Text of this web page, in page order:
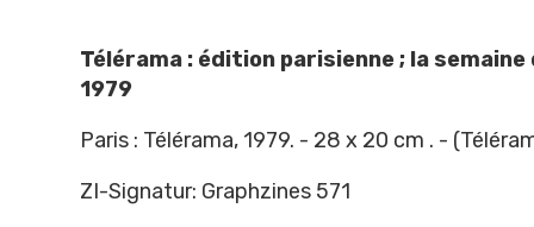
Télérama : édition parisienne ; la semaine
1979
Paris : Télérama, 1979. - 28 x 20 cm . -
ZI-Signatur: Graphzines 571